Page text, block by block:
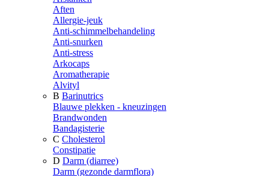
Aften
Allergie-jeuk
Anti-schimmelbehandeling
Anti-snurken
Anti-stress
Arkocaps
Aromatherapie
Alvityl
B Barinutrics
Blauwe plekken - kneuzingen
Brandwonden
Bandagisterie
C Cholesterol
Constipatie
D Darm (diarree)
Darm (gezonde darmflora)